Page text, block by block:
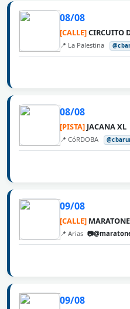
08/08
[CALLE]CIRCUITO DEL
📍 La Palestina
08/08
[PISTA] JACANA XL
📍 CóRDOBA
09/08
[CALLE]
📍 Arias
09/08